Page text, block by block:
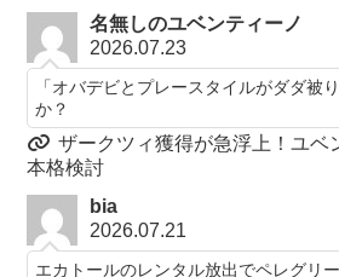
名無しのユベンティーノ
2026.07.23
「オバデビとプレースタイルがダダ被
か？
ザークツィ獲得が急浮上！ユベ
本格検討
bia
2026.07.21
エカトールのレンタル放出でペレグリ